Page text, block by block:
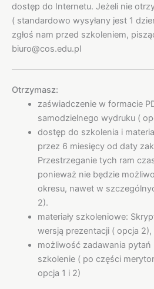
dostęp do Internetu. Jeżeli nie
( standardowo wysyłany jest 1
zgłoś nam przed szkoleniem,
biuro@cos.edu.pl
Otrzymasz:
zaświadczenie w formacie
samodzielnego wydruku (
dostęp do szkolenia i
przez 6 miesięcy od daty
Przestrzeganie tych ram
ponieważ nie będzie
okresu, nawet w
2).
materiały szkoleniowe:
wersją prezentacji ( opcja 2),
możliwość zadawania pytań
szkolenie ( po części
opcja 1 i 2)